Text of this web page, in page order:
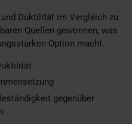
Duktilität im Vergleich zu
Quellen gewonnen, was
Option macht.
gegenüber